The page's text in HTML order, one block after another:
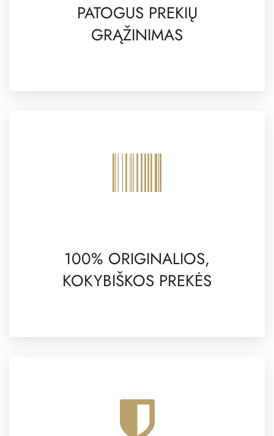
PATOGUS PREKIŲ
GRĄŽINIMAS
100% ORIGINALIOS,
KOKYBIŠKOS PREKĖS